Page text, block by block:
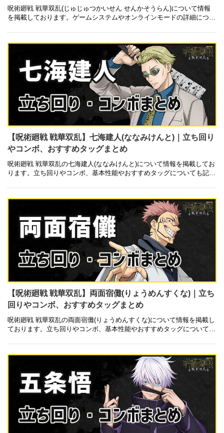
呪術廻戦 戦華双乱(じゅじゅつかいせん せんかそうらん)について情報
を掲載しております。ゲームシステムやオンラインモードの詳細につい
【呪術廻戦 戦華双乱】七海建人(ななみけんと)｜立ち回り
やコンボ、おすすめタッグまとめ
呪術廻戦 戦華双乱の七海建人(ななみけんと)について情報を掲載してお
ります。立ち回りやコンボ、基本性能やおすすめタッグについても記載
…
【呪術廻戦 戦華双乱】両面宿儺(りょうめんすくな)｜立ち
回りやコンボ、おすすめタッグまとめ
呪術廻戦 戦華双乱の両面宿儺(りょうめんすくな)について情報を掲載し
ております。立ち回りやコンボ、基本性能やおすすめタッグについても
…